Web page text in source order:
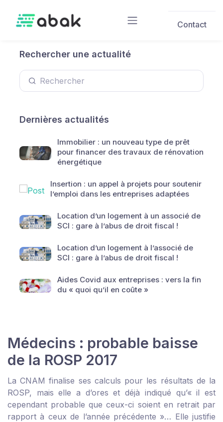
Contact
Rechercher une actualité
Dernières actualités
Immobilier : un nouveau type de prêt
pour financer des travaux de rénovation
énergétique
Insertion : un appel à projets pour soutenir
l’emploi dans les entreprises adaptées
Location d’un logement à un associé de
SCI : gare à l’abus de droit fiscal !
Location d’un logement à l’associé de
SCI : gare à l’abus de droit fiscal !
Aides Covid aux entreprises : vers la fin
du « quoi qu’il en coûte »
Médecins : probable baisse
de la ROSP 2017
La CNAM finalise ses calculs pour les résultats de la
ROSP, mais elle a d’ores et déjà indiqué qu’« il est
cependant probable que ceux-ci soient en retrait par
rapport à ceux de l’année précédente »… Elle justifie